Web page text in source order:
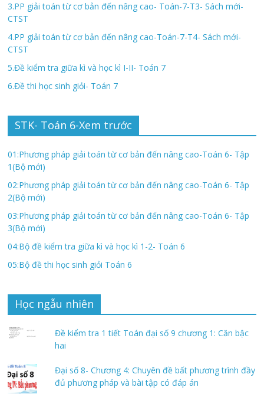
3.PP giải toán từ cơ bản đến nâng cao- Toán-7-T3- Sách mới-
CTST
4.PP giải toán từ cơ bản đến nâng cao-Toán-7-T4- Sách mới-
CTST
5.Đề kiểm tra giữa kì và học kì I-II- Toán 7
6.Đề thi học sinh giỏi- Toán 7
STK- Toán 6-Xem trước
01:Phương pháp giải toán từ cơ bản đến nâng cao-Toán 6- Tập
1(Bộ mới)
02:Phương pháp giải toán từ cơ bản đến nâng cao-Toán 6- Tập
2(Bộ mới)
03:Phương pháp giải toán từ cơ bản đến nâng cao-Toán 6- Tập
3(Bộ mới)
04:Bộ đề kiểm tra giữa kì và học kì 1-2- Toán 6
05:Bộ đề thi học sinh giỏi Toán 6
Học ngẫu nhiên
Đề kiểm tra 1 tiết Toán đại số 9 chương 1: Căn bậc
hai
Đại số 8- Chương 4: Chuyên đề bất phương trình đầy
đủ phương pháp và bài tập có đáp án